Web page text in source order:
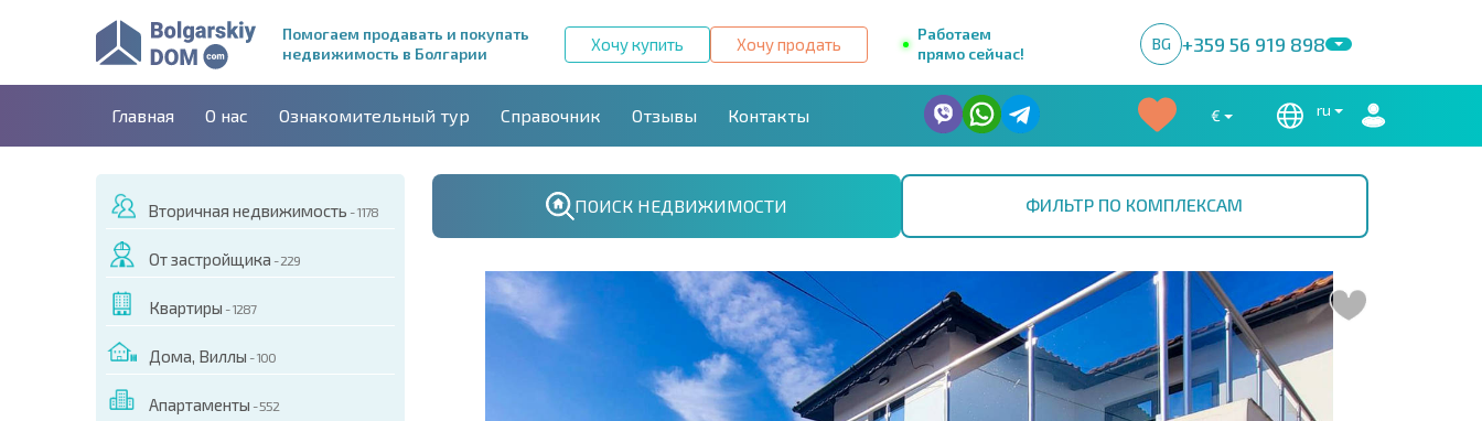
Помогаем продавать и покупать
недвижимость в Болгарии
Хочу купить Хочу продать
Работаем
прямо сейчас!
BG +359 56 919 898
Главная О нас Ознакомительный тур Справочник Отзывы Контакты € ru
Вторичная недвижимость - 1178
От застройщика - 229
Квартиры - 1287
Дома, Виллы - 100
Апартаменты - 552
ПОИСК НЕДВИЖИМОСТИ ФИЛЬТР ПО КОМПЛЕКСАМ